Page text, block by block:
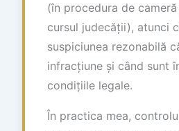
(în procedura de
cursul judecății), atunci
suspiciunea rezonabilă
infracțiune și când sunt
condițiile legale.
În practica mea,